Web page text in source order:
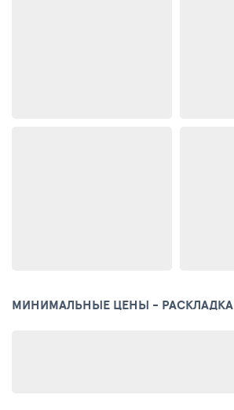
МИНИМАЛЬНЫЕ ЦЕНЫ -